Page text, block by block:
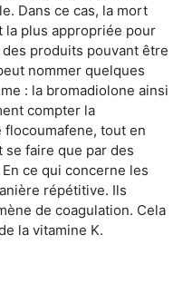
Dans ce cas, la mort
plus appropriée pour
produits pouvant être
nommer quelques
: la bromadiolone ainsi
compter la
tout en
faire que par des
ce qui concerne les
répétitive. Ils
de coagulation. Cela
la vitamine K.